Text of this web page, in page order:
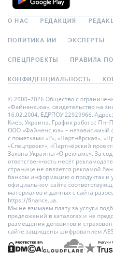
О НАС РЕДАКЦИЯ
ПОЛИТИКА ИИ ЭКСПЕРТЫ
СПЕЦПРОЕКТЫ ПРАВИЛА
КОНФИДЕНЦИАЛЬНОСТЬ
© 2000–2026 Общество с
«Файненс.юа», свидетельство на
16.02.2004, ЕДРПОУ 22929966.
Киев, Украина. График работы:
ООО «Файненс.юа» – независимый
с пометками «Р», «Партнёрская»,
«Спецпроект», «Партнёрский
Закона Украины «О рекламе». За
ответственность несёт
странице не является рекламой
банком информацию о продуктах и
официальном сайте
материалов и данных с сайта
https://finance.ua.
Мы не взимаем плату за услуги
предложений в каталогах и не
размещения депозитов и
сайте защищены шифрованием